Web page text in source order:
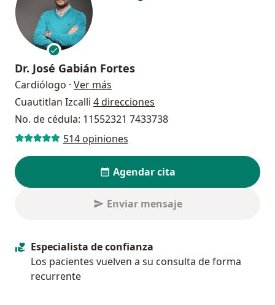
Dr. José Gabián Fortes
Cardiólogo · Ver más
Cuautitlan Izcalli 4 direcciones
No. de cédula: 11552321 7433738
514 opiniones
Agendar cita
Enviar mensaje
Especialista de confianza
Los pacientes vuelven a su consulta de forma
recurrente